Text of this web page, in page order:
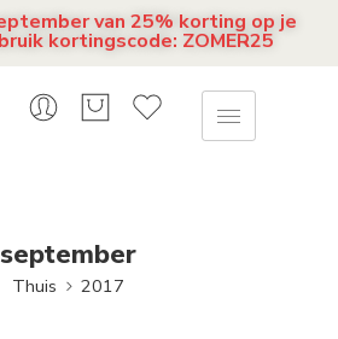
van 25% korting op je
kortingscode: ZOMER25
september
Thuis 2017